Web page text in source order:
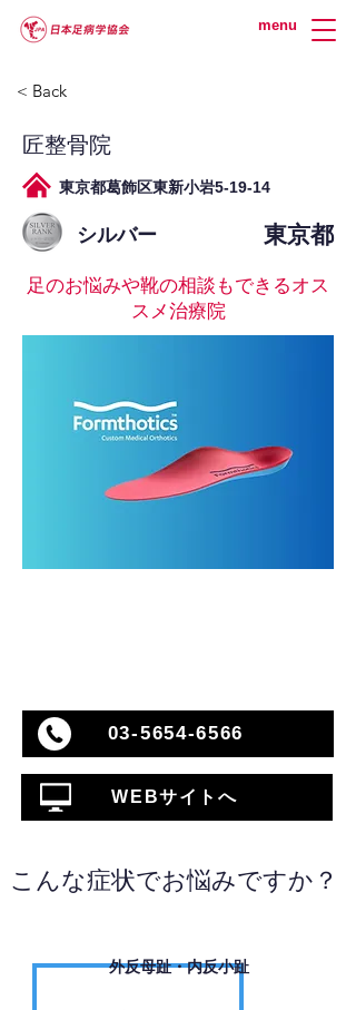
menu
< Back
匠整骨院
東京都葛飾区東新小岩5-19-14
シルバー 東京都
足のお悩みや靴の相談もできるオス
スメ治療院
03-5654-6566
WEBサイトへ
こんな症状でお悩みですか？
外反母趾・内反小趾